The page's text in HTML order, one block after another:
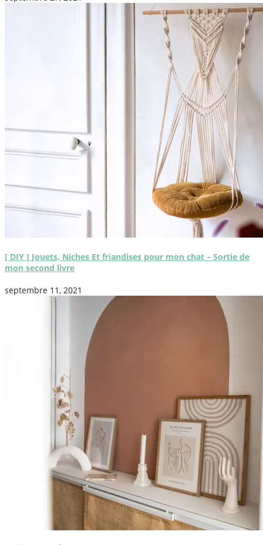
[ DIY ] Jouets, Niches Et friandises pour mon chat – Sortie de
mon second livre
septembre 11, 2021